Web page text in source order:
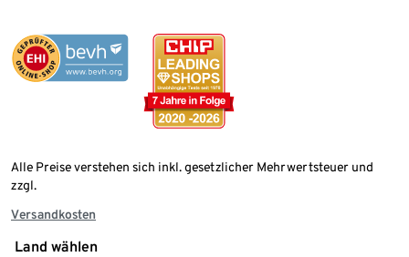
Alle Preise verstehen sich inkl. gesetzlicher Mehrwertsteuer und
zzgl.
Versandkosten
Land wählen